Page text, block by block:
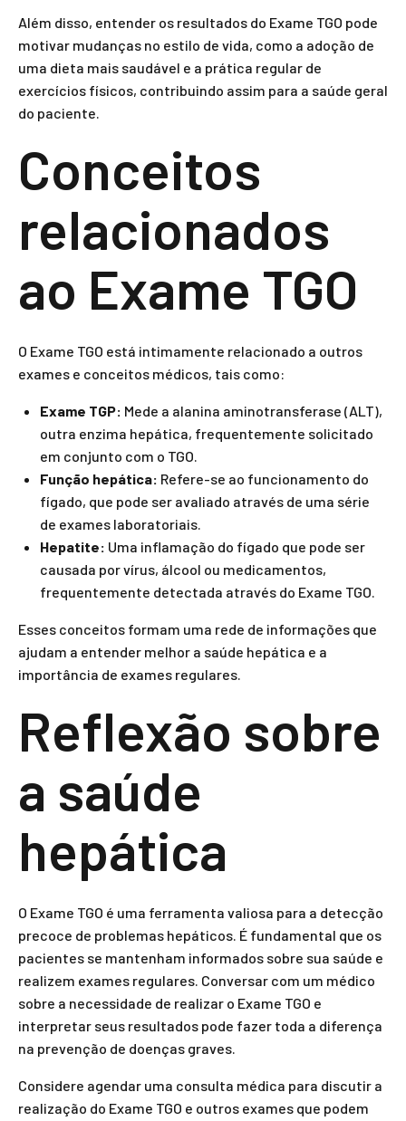
Além disso, entender os resultados do Exame TGO pode
motivar mudanças no estilo de vida, como a adoção de
uma dieta mais saudável e a prática regular de
exercícios físicos, contribuindo assim para a saúde geral
do paciente.
Conceitos
relacionados
ao Exame TGO
O Exame TGO está intimamente relacionado a outros
exames e conceitos médicos, tais como:
Exame TGP: Mede a alanina aminotransferase (ALT),
outra enzima hepática, frequentemente solicitado
em conjunto com o TGO.
Função hepática: Refere-se ao funcionamento do
fígado, que pode ser avaliado através de uma série
de exames laboratoriais.
Hepatite: Uma inflamação do fígado que pode ser
causada por vírus, álcool ou medicamentos,
frequentemente detectada através do Exame TGO.
Esses conceitos formam uma rede de informações que
ajudam a entender melhor a saúde hepática e a
importância de exames regulares.
Reflexão sobre
a saúde
hepática
O Exame TGO é uma ferramenta valiosa para a detecção
precoce de problemas hepáticos. É fundamental que os
pacientes se mantenham informados sobre sua saúde e
realizem exames regulares. Conversar com um médico
sobre a necessidade de realizar o Exame TGO e
interpretar seus resultados pode fazer toda a diferença
na prevenção de doenças graves.
Considere agendar uma consulta médica para discutir a
realização do Exame TGO e outros exames que podem